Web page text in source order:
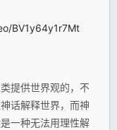
BV1y64y1r7Mt
提供世界观的，不
话解释世界，而神
一种无法用理性解